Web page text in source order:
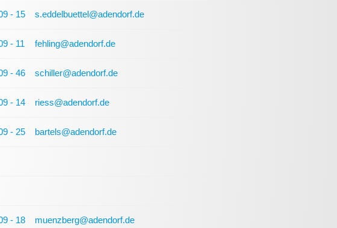
- 15 s.eddelbuettel@adendorf.de
- 11 fehling@adendorf.de
- 46 schiller@adendorf.de
- 14 riess@adendorf.de
- 25 bartels@adendorf.de
- 18 muenzberg@adendorf.de